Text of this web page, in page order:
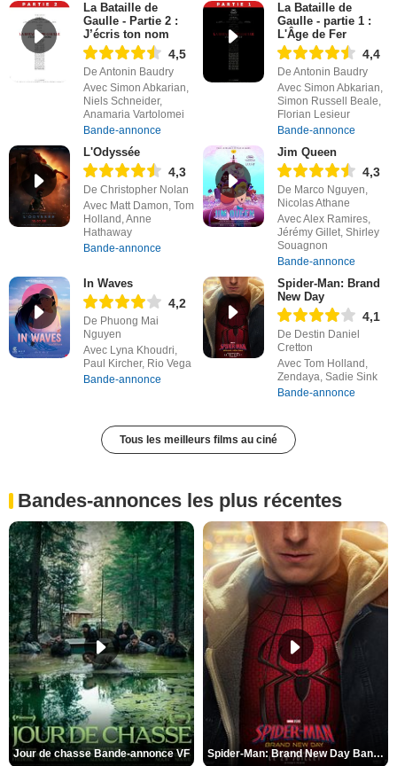
La Bataille de
Gaulle - Partie 2 :
J’écris ton nom
4,5
De Antonin Baudry
Avec Simon Abkarian,
Niels Schneider,
Anamaria Vartolomei
Bande-annonce
La Bataille de
Gaulle - partie 1 :
L'Âge de Fer
4,4
De Antonin Baudry
Avec Simon Abkarian,
Simon Russell Beale,
Florian Lesieur
Bande-annonce
L'Odyssée
4,3
De Christopher Nolan
Avec Matt Damon, Tom
Holland, Anne
Hathaway
Bande-annonce
Jim Queen
4,3
De Marco Nguyen,
Nicolas Athane
Avec Alex Ramires,
Jérémy Gillet, Shirley
Souagnon
Bande-annonce
In Waves
4,2
De Phuong Mai
Nguyen
Avec Lyna Khoudri,
Paul Kircher, Rio Vega
Bande-annonce
Spider-Man: Brand
New Day
4,1
De Destin Daniel
Cretton
Avec Tom Holland,
Zendaya, Sadie Sink
Bande-annonce
Tous les meilleurs films au ciné
Bandes-annonces les plus récentes
Jour de chasse Bande-annonce VF Spider-Man: Brand New Day Bande-annonce (3) VO STFR